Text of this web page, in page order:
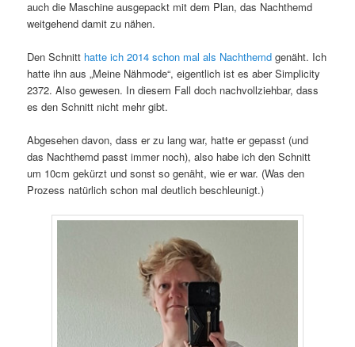
auch die Maschine ausgepackt mit dem Plan, das Nachthemd
weitgehend damit zu nähen.
Den Schnitt hatte ich 2014 schon mal als Nachthemd genäht. Ich
hatte ihn aus „Meine Nähmode“, eigentlich ist es aber Simplicity
2372. Also gewesen. In diesem Fall doch nachvollziehbar, dass
es den Schnitt nicht mehr gibt.
Abgesehen davon, dass er zu lang war, hatte er gepasst (und
das Nachthemd passt immer noch), also habe ich den Schnitt
um 10cm gekürzt und sonst so genäht, wie er war. (Was den
Prozess natürlich schon mal deutlich beschleunigt.)